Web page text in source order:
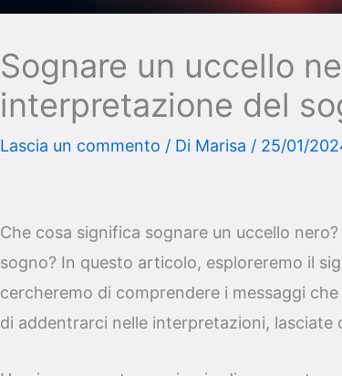
Sognare un uccello
interpretazione del
Lascia un commento / Di Marisa / 25/01/
Che cosa significa sognare un uccello
sogno? In questo articolo, esploreremo il
cercheremo di comprendere i messaggi
di addentrarci nelle interpretazioni,